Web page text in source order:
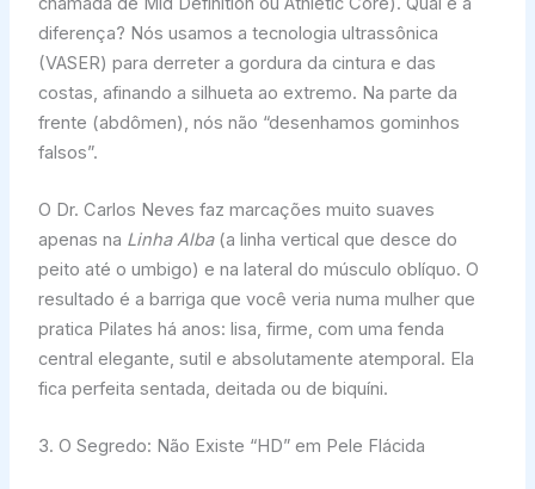
diferença? Nós usamos a tecnologia ultrassônica
(VASER) para derreter a gordura da cintura e das
costas, afinando a silhueta ao extremo. Na parte da
frente (abdômen), nós não “desenhamos gominhos
falsos”.
O Dr. Carlos Neves faz marcações muito suaves
apenas na Linha Alba(a linha vertical que desce do
peito até o umbigo) e na lateral do músculo oblíquo. O
resultado é a barriga que você veria numa mulher que
pratica Pilates há anos: lisa, firme, com uma fenda
central elegante, sutil e absolutamente atemporal. Ela
fica perfeita sentada, deitada ou de biquíni.
3. O Segredo: Não Existe “HD” em Pele Flácida